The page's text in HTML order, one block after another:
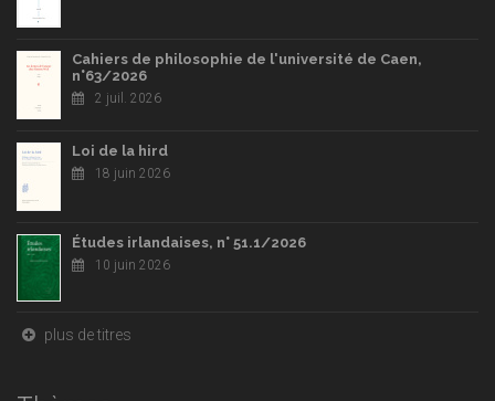
Cahiers de philosophie de l'université de Caen,
n°63/2026
2 juil. 2026
Loi de la hird
18 juin 2026
Études irlandaises, n° 51.1/2026
10 juin 2026
plus de titres